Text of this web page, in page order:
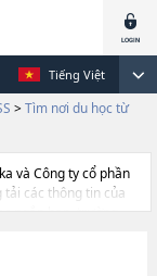
Tiếng Việt
> Tìm nơi du học từ
và Công ty cổ phần
tải các thông tin của
ngắn hạn, trường
Engineering, thông